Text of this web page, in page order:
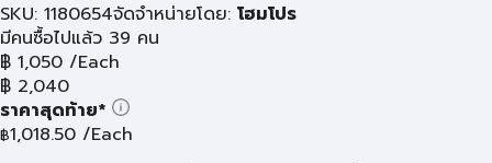
SKU: 1180654จัดจำหน่ายโดย: โฮมโปร
มีคนซื้อไปแล้ว 39 คน
฿ 1,050 /Each
฿ 2,040
ราคาสุดท้าย*
฿1,018.50 /Each